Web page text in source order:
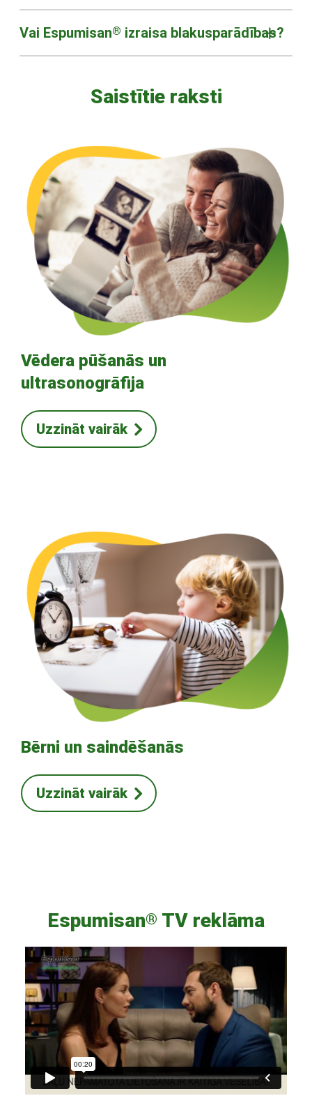
Vai Espumisan® izraisa blakusparādības?
Saistītie raksti
Vēdera pūšanās un
ultrasonogrāfija
Uzzināt vairāk
Bērni un saindēšanās
Uzzināt vairāk
Espumisan® TV reklāma
Video
Player